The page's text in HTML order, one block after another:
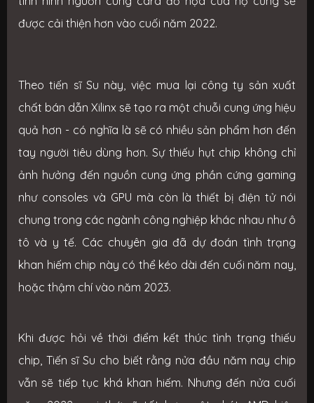
được cải thiện hơn vào cuối năm 2022.
Theo tiến sĩ Su này, việc mua lại công ty sản xuất
chất bán dẫn Xilinx sẽ tạo ra một chuỗi cung ứng hiệu
quả hơn - có nghĩa là sẽ có nhiều sản phẩm hơn đến
tay người tiêu dùng hơn. Sự thiếu hụt chip không chỉ
ảnh hưởng đến nguồn cung ứng phần cứng gaming
như consoles và GPU mà còn là thiết bị điện tử nói
chung trong các ngành công nghiệp khác nhau như ô
tô và y tế. Các chuyên gia đã dự đoán tình trạng
khan hiếm chip này có thể kéo dài đến cuối năm nay,
hoặc thậm chí vào năm 2023.
Khi được hỏi về thời điểm kết thúc tình trạng thiếu
chip, Tiến sĩ Su cho biết rằng nửa đầu năm nay chip
vẫn sẽ tiếp tục khá khan hiếm. Nhưng đến nửa cuối